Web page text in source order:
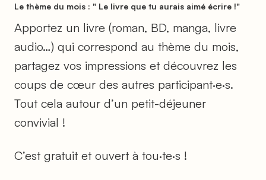
Le thème du mois : " Le livre que tu aurais aimé écrire !"
Apportez un livre (roman, BD, manga, livre
audio…) qui correspond au thème du mois,
partagez vos impressions et découvrez les
coups de cœur des autres participant·e·s.
Tout cela autour d’un petit-déjeuner
convivial !
C’est gratuit et ouvert à tou·te·s !